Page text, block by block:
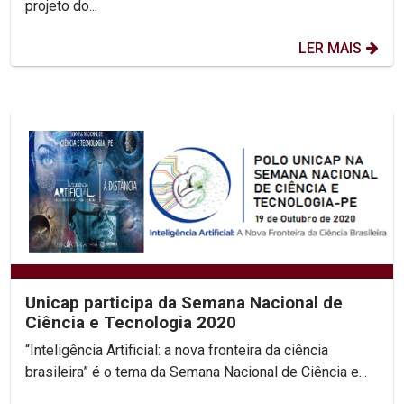
projeto do...
LER MAIS
Unicap participa da Semana Nacional de
Ciência e Tecnologia 2020
“Inteligência Artificial: a nova fronteira da ciência
brasileira” é o tema da Semana Nacional de Ciência e...